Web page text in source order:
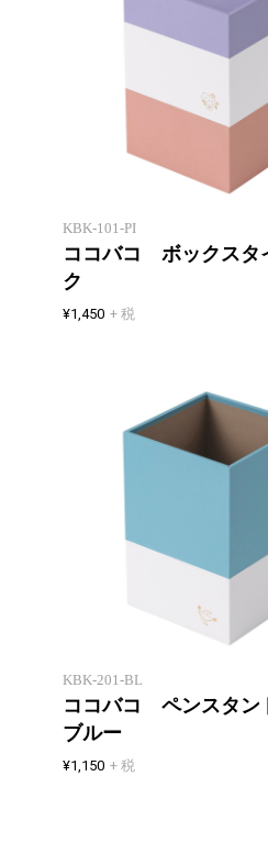
置くだけ簡単。スピーカー付
KBK-101-PI
ココバコ ボックス
ク
¥1,450 + 税
重ねて収納 紙製卓上小物入れ
KBK-201-BL
ココバコ ペンスタ
ブルー
¥1,150 + 税